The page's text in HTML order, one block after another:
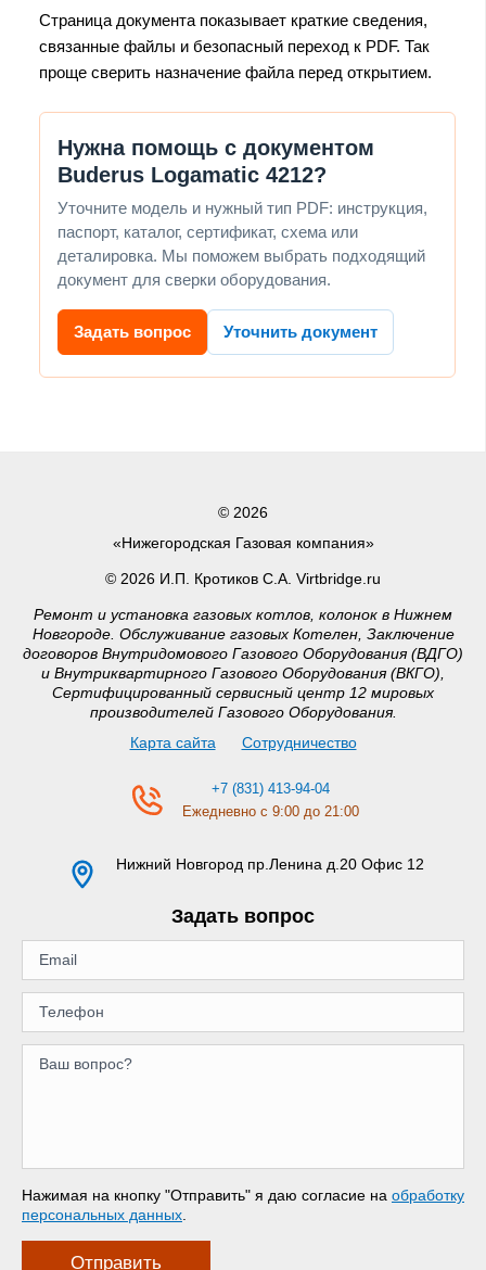
Страница документа показывает краткие сведения,
связанные файлы и безопасный переход к PDF. Так
проще сверить назначение файла перед открытием.
Нужна помощь с документом
Buderus Logamatic 4212?
Уточните модель и нужный тип PDF: инструкция,
паспорт, каталог, сертификат, схема или
деталировка. Мы поможем выбрать подходящий
документ для сверки оборудования.
Задать вопрос Уточнить документ
© 2026
«Нижегородская Газовая компания»
© 2026 И.П. Кротиков С.А. Virtbridge.ru
Ремонт и установка газовых котлов, колонок в Нижнем
Новгороде. Обслуживание газовых Котелен, Заключение
договоров Внутридомового Газового Оборудования (ВДГО)
и Внутриквартирного Газового Оборудования (ВКГО),
Сертифицированный сервисный центр 12 мировых
производителей Газового Оборудования.
Карта сайта
Сотрудничество
+7 (831) 413-94-04
Ежедневно с 9:00 до 21:00
Нижний Новгород пр.Ленина д.20 Офис 12
Задать вопрос
Нажимая на кнопку "Отправить" я даю согласие на обработку
персональных данных
Отправить